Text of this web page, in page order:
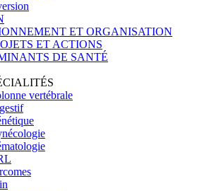
ET ORGANISATION
ET ACTIONS
DE SANTÉ
vertébrale